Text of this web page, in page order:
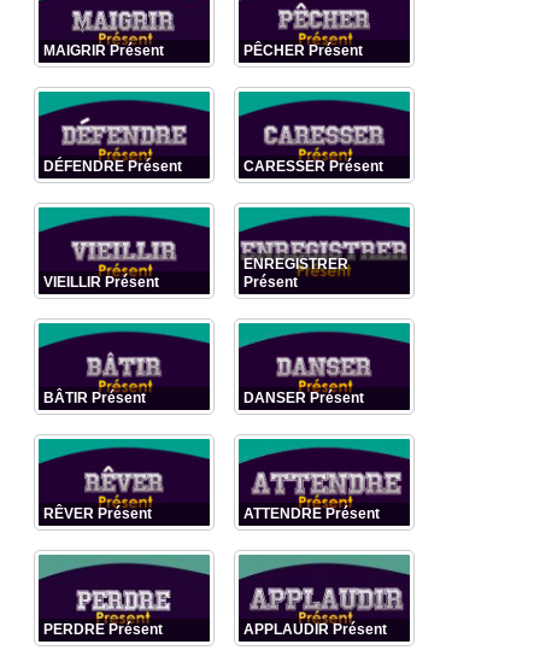
MAIGRIR Présent PÊCHER Présent
DÉFENDRE Présent CARESSER Présent
VIEILLIR Présent
ENREGISTRER
Présent
BÂTIR Présent DANSER Présent
RÊVER Présent ATTENDRE Présent
PERDRE Présent APPLAUDIR Présent